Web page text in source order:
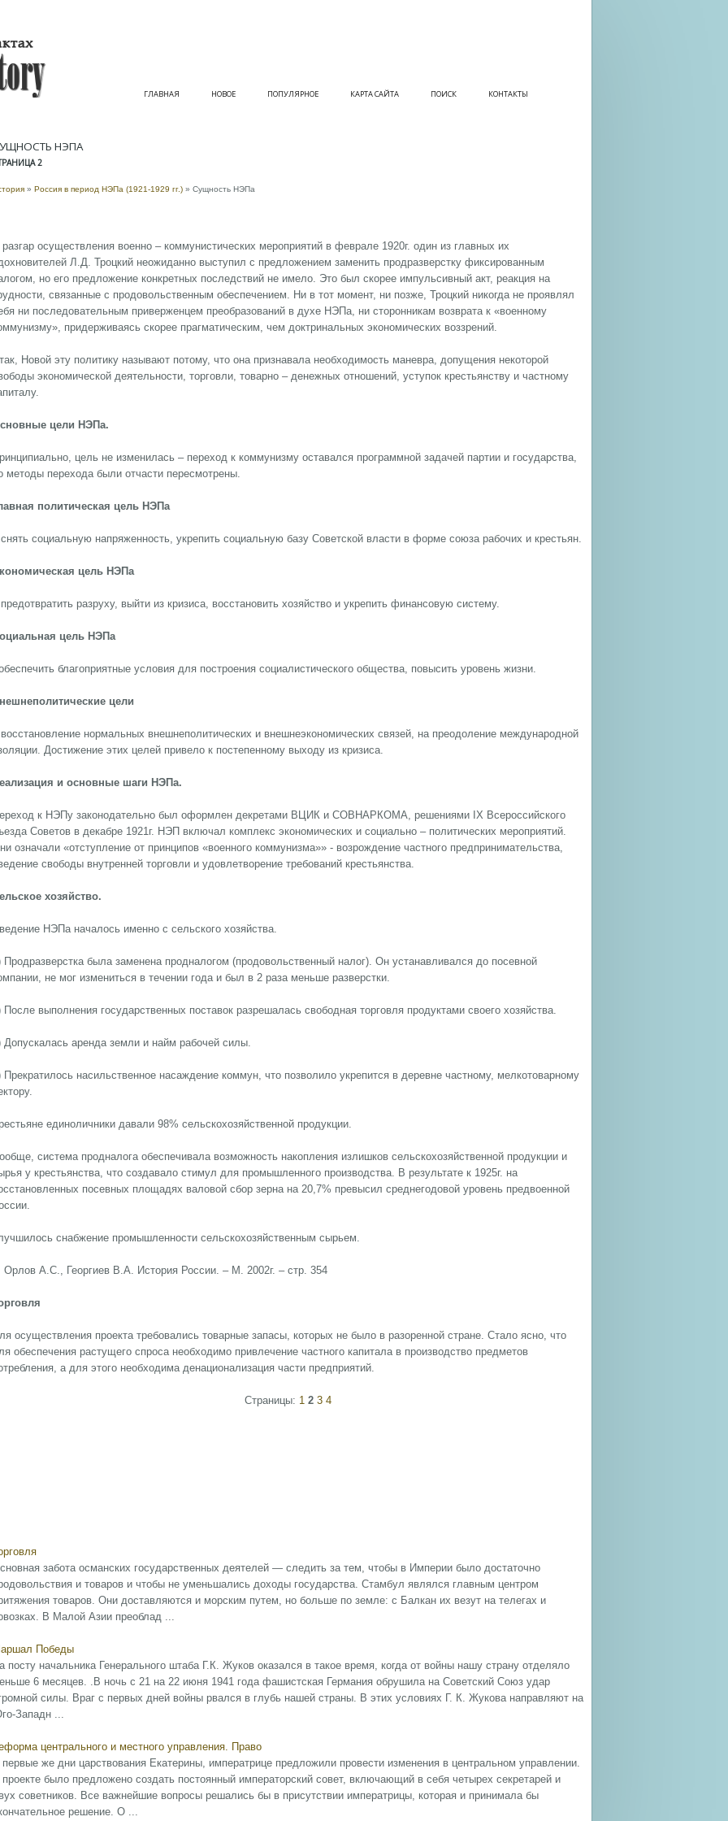
ГЛАВНАЯ НОВОЕ ПОПУЛЯРНОЕ КАРТА САЙТА ПОИСК КОНТАКТЫ
НЭПА
2
» Россия в период НЭПа (1921-1929 гг.) » Сущность НЭПа
разгар осуществления военно – коммунистических мероприятий в феврале 1920г. один из главных их
Л.Д. Троцкий неожиданно выступил с предложением заменить продразверстку фиксированным
но его предложение конкретных последствий не имело. Это был скорее импульсивный акт, реакция на
связанные с продовольственным обеспечением. Ни в тот момент, ни позже, Троцкий никогда не проявлял
ни последовательным приверженцем преобразований в духе НЭПа, ни сторонникам возврата к «военному
придерживаясь скорее прагматическим, чем доктринальных экономических воззрений.
Новой эту политику называют потому, что она признавала необходимость маневра, допущения некоторой
экономической деятельности, торговли, товарно – денежных отношений, уступок крестьянству и частному
цели НЭПа.
цель не изменилась – переход к коммунизму оставался программной задачей партии и государства,
методы перехода были отчасти пересмотрены.
политическая цель НЭПа
социальную напряженность, укрепить социальную базу Советской власти в форме союза рабочих и крестьян.
цель НЭПа
разруху, выйти из кризиса, восстановить хозяйство и укрепить финансовую систему.
цель НЭПа
благоприятные условия для построения социалистического общества, повысить уровень жизни.
цели
нормальных внешнеполитических и внешнеэкономических связей, на преодоление международной
Достижение этих целей привело к постепенному выходу из кризиса.
и основные шаги НЭПа.
к НЭПу законодательно был оформлен декретами ВЦИК и СОВНАРКОМА, решениями IХ Всероссийского
Советов в декабре 1921г. НЭП включал комплекс экономических и социально – политических мероприятий.
означали «отступление от принципов «военного коммунизма»» - возрождение частного предпринимательства,
свободы внутренней торговли и удовлетворение требований крестьянства.
хозяйство.
НЭПа началось именно с сельского хозяйства.
Продразверстка была заменена продналогом (продовольственный налог). Он устанавливался до посевной
не мог измениться в течении года и был в 2 раза меньше разверстки.
После выполнения государственных поставок разрешалась свободная торговля продуктами своего хозяйства.
Допускалась аренда земли и найм рабочей силы.
Прекратилось насильственное насаждение коммун, что позволило укрепится в деревне частному, мелкотоварному
единоличники давали 98% сельскохозяйственной продукции.
система продналога обеспечивала возможность накопления излишков сельскохозяйственной продукции и
у крестьянства, что создавало стимул для промышленного производства. В результате к 1925г. на
посевных площадях валовой сбор зерна на 20,7% превысил среднегодовой уровень предвоенной
снабжение промышленности сельскохозяйственным сырьем.
Орлов А.С., Георгиев В.А. История России. – М. 2002г. – стр. 354
осуществления проекта требовались товарные запасы, которых не было в разоренной стране. Стало ясно, что
обеспечения растущего спроса необходимо привлечение частного капитала в производство предметов
а для этого необходима денационализация части предприятий.
Страницы: 1 2 3 4
забота османских государственных деятелей — следить за тем, чтобы в Империи было достаточно
и товаров и чтобы не уменьшались доходы государства. Стамбул являлся главным центром
товаров. Они доставляются и морским путем, но больше по земле: с Балкан их везут на телегах и
В Малой Азии преоблад ...
Победы
посту начальника Генерального штаба Г.К. Жуков оказался в такое время, когда от войны нашу страну отделяло
6 месяцев. .В ночь с 21 на 22 июня 1941 года фашистская Германия обрушила на Советский Союз удар
силы. Враг с первых дней войны рвался в глубь нашей страны. В этих условиях Г. К. Жукова направляют на
Западн ...
центрального и местного управления. Право
первые же дни царствования Екатерины, императрице предложили провести изменения в центральном управлении.
проекте было предложено создать постоянный императорский совет, включающий в себя четырех секретарей и
советников. Все важнейшие вопросы решались бы в присутствии императрицы, которая и принимала бы
решение. О ...